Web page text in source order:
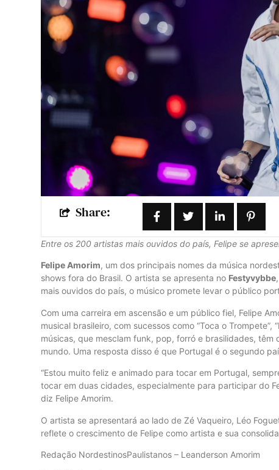
Share:
Entre os 200 artistas mais ouvidos do país, Felipe se
Felipe Amorim, um dos principais nomes da música
shows fora do Brasil. O artista se apresenta no Festyvybbe
mais ouvidos do país, o músico promete levar o público
Com uma carreira em ascensão e um público fiel, Felipe
musical brasileiro, com sucessos como “Toca o Trompete”,
músicas, que mesclam funk, pop, forró e brasilidades,
mundo. Uma resposta disso é que Portugal é o segundo
“Estou muito feliz e animado para tocar em Portugal,
tocar em duas cidades, especialmente para participar do
diz Felipe Amorim.
O artista se apresentará ao lado de Zé Vaqueiro, Léo
reflete o crescimento de Felipe como artista e sua
Redação NordestinosPaulistanos – Leanderson Amorim